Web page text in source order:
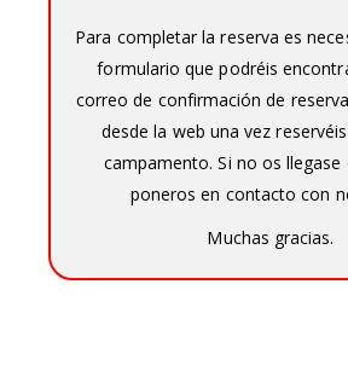
Para completar la reserva es
formulario que podréis
correo de confirmación de
desde la web una vez
campamento. Si no os llegase
poneros en contacto con
Muchas gracias.